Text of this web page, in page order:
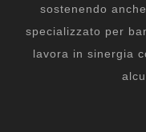
sostenendo
specializzato per
lavora in sinergia